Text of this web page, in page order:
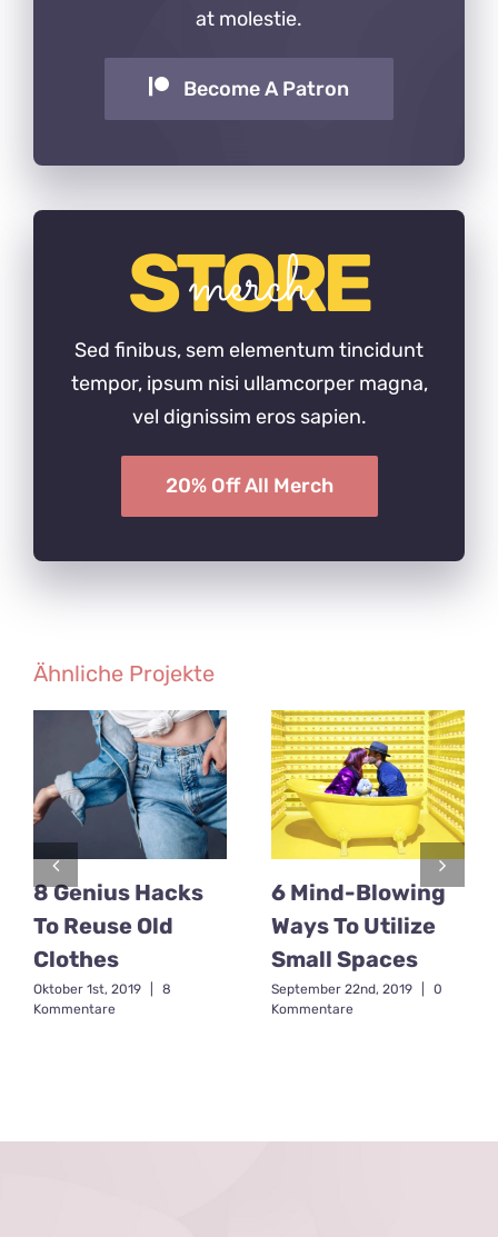
at molestie.
Become A Patron
STORE
merch
Sed finibus, sem elementum tincidunt
tempor, ipsum nisi ullamcorper magna,
vel dignissim eros sapien.
20% Off All Merch
Ähnliche Projekte
8 Genius Hacks
To Reuse Old
Clothes
Oktober 1st, 2019
8
Kommentare
6 Mind-Blowing
Ways To Utilize
Small Spaces
September 22nd, 2019
0
Kommentare